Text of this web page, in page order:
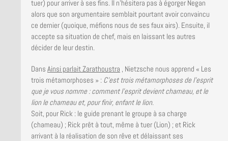
tuer) pour arriver à ses fins. Il n’hésitera pas à égorger Negan
alors que son argumentaire semblait pourtant avoir convaincu
ce dernier (quoique, méfions nous de ses faux airs). Ensuite, il
accepte sa situation de chef, mais en laissant les autres
décider de leur destin.
Dans Ainsi parlait Zarathoustra , Nietzsche nous apprend « Les
trois métamorphoses » : C’est trois métamorphoses de l’esprit
que je vous nomme : comment l’esprit devient chameau, et le
lion le chameau et, pour finir, enfant le lion.
Soit, pour Rick : le guide prenant le groupe à sa charge
(chameau) ; Rick prêt à tout, même à tuer (Lion) ; et Rick
arrivant à la réalisation de son rêve et délaissant ses